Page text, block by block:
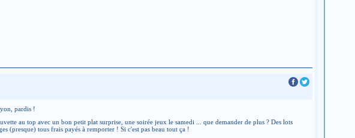
pardis !
au top avec un bon petit plat surprise, une soirée jeux le samedi ... que demander de plus ? Des lots
(presque) tous frais payés à remporter ! Si c'est pas beau tout ça !